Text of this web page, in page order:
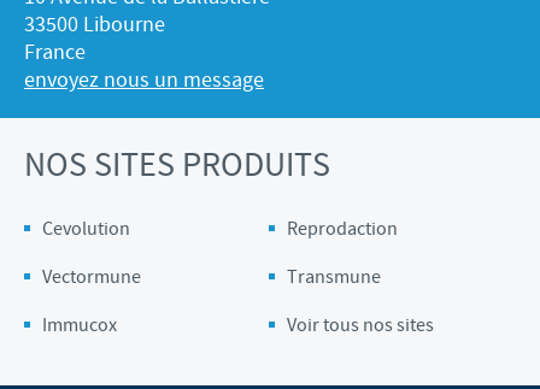
33500 Libourne
France
envoyez nous un message
NOS SITES PRODUITS
Cevolution
Reprodaction
Vectormune
Transmune
Immucox
Voir tous nos sites